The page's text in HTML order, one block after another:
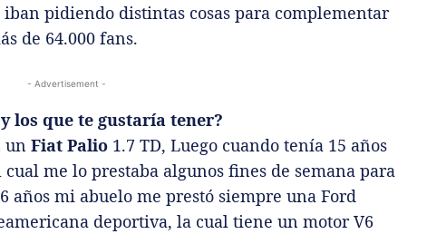
pidiendo distintas cosas para complementar
de 64.000 fans.
- Advertisement -
los que te gustaría tener?
un Fiat Palio 1.7 TD, Luego cuando tenía 15 años
cual me lo prestaba algunos fines de semana para
años mi abuelo me prestó siempre una Ford
deportiva, la cual tiene un motor V6